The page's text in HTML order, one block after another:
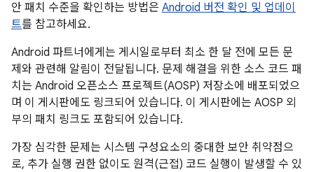
안 패치 수준을 확인하는 방법은 Android 버전 확인 및 업데이
트를 참고하세요.
Android 파트너에게는 게시일로부터 최소 한 달 전에 모든 문
제와 관련해 알림이 전달됩니다. 문제 해결을 위한 소스 코드 패
치는 Android 오픈소스 프로젝트(AOSP) 저장소에 배포되었으
며 이 게시판에도 링크되어 있습니다. 이 게시판에는 AOSP 외
부의 패치 링크도 포함되어 있습니다.
가장 심각한 문제는 시스템 구성요소의 중대한 보안 취약점으
로, 추가 실행 권한 없이도 원격(근접) 코드 실행이 발생할 수 있